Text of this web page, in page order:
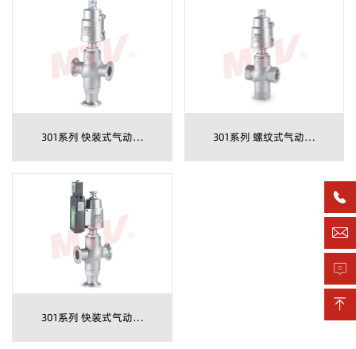
301系列 快装式气动三
通角座阀
301系列 螺纹式气动三
通角座阀
301系列 快装式气动三
通角座阀配电磁阀



